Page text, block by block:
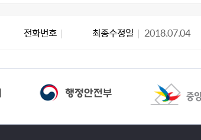
전화번호 최종수정일 2018.07.04